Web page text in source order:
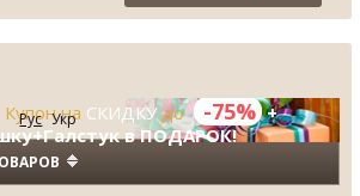
на СКИДКУдо -75% +
в ПОДАРОК!
Рус Укр